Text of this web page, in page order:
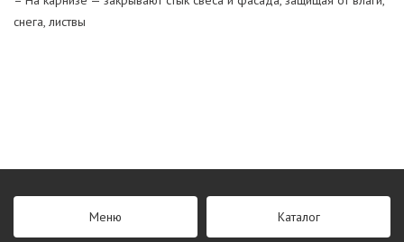
снега, листвы
Меню Каталог